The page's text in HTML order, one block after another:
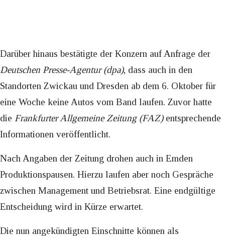
Darüber hinaus bestätigte der Konzern auf Anfrage der
Deutschen Presse-Agentur (dpa), dass auch in den
Standorten Zwickau und Dresden ab dem 6. Oktober für
eine Woche keine Autos vom Band laufen. Zuvor hatte
die Frankfurter Allgemeine Zeitung (FAZ)entsprechende
Informationen veröffentlicht.
Nach Angaben der Zeitung drohen auch in Emden
Produktionspausen. Hierzu laufen aber noch Gespräche
zwischen Management und Betriebsrat. Eine endgültige
Entscheidung wird in Kürze erwartet.
Die nun angekündigten Einschnitte können als